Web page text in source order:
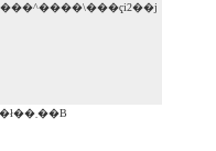
���̃T�C�g��DVD�̂݃f�[�^�����ł��܂��B